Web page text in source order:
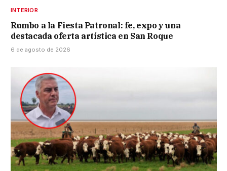
INTERIOR
Rumbo a la Fiesta Patronal: fe, expo y una
destacada oferta artística en San Roque
6 de agosto de 2026